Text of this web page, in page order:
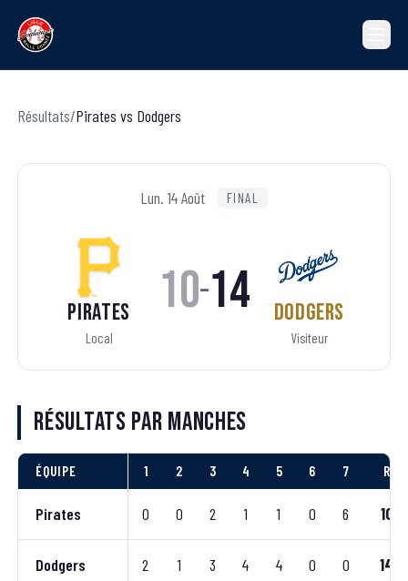
Résultats/Pirates vs Dodgers
Lun. 14 Août FINAL
Pirates
Local
10–14 Dodgers
Visiteur
Résultats par manches
ÉQUIPE 1 2 3 4 5 6 7 R
Pirates 0 0 2 1 1 0 6 10
Dodgers 2 1 3 4 4 0 0 14